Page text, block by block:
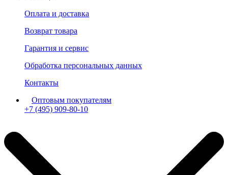
Оплата и доставка
Возврат товара
Гарантия и сервис
Обработка персональных данных
Контакты
Оптовым покупателям
+7 (495) 909-80-10